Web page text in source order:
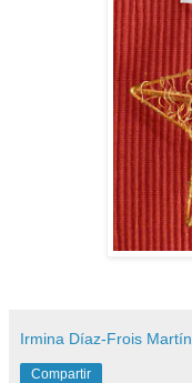
Irmina Díaz-Frois Martín
Compartir